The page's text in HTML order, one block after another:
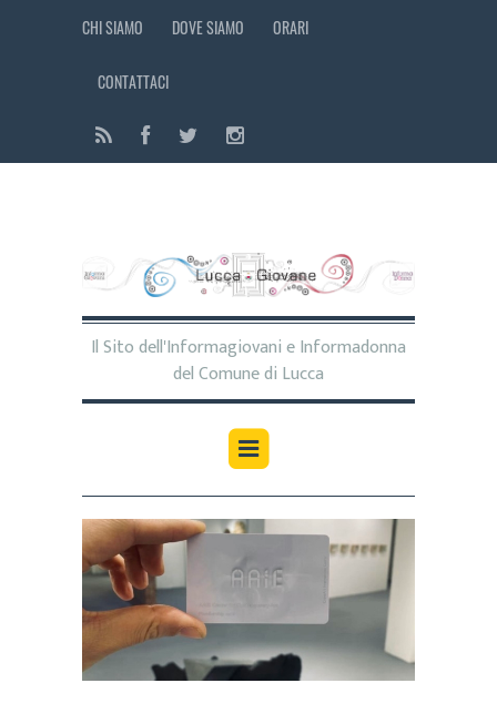
CHI SIAMO DOVE SIAMO ORARI
CONTATTACI
Il Sito dell'Informagiovani e Informadonna
del Comune di Lucca